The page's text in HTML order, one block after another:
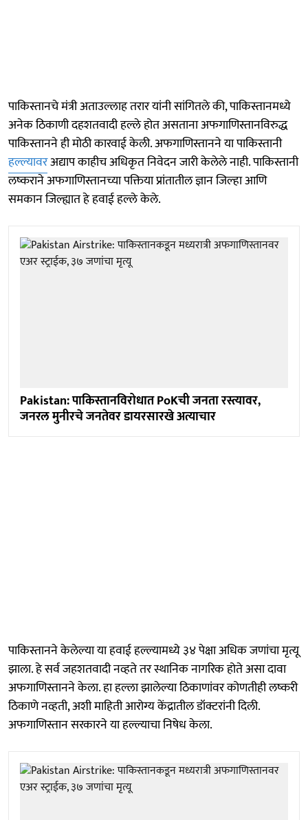
पाकिस्तानचे मंत्री अताउल्लाह तरार यांनी सांगितले की, पाकिस्तानमध्ये
अनेक ठिकाणी दहशतवादी हल्ले होत असताना अफगाणिस्तानविरुद्ध
पाकिस्तानने ही मोठी कारवाई केली. अफगाणिस्तानने या पाकिस्तानी
हल्ल्यावरअद्याप काहीच अधिकृत निवेदन जारी केलेले नाही. पाकिस्तानी
लष्कराने अफगाणिस्तानच्या पक्तिया प्रांतातील ज्ञान जिल्हा आणि
समकान जिल्ह्यात हे हवाई हल्ले केले.
Pakistan: पाकिस्तानविरोधात PoKची जनता रस्त्यावर,
जनरल मुनीरचे जनतेवर डायरसारखे अत्याचार
पाकिस्तानने केलेल्या या हवाई हल्ल्यामध्ये ३४ पेक्षा अधिक जणांचा मृत्यू
झाला. हे सर्व जहशतवादी नव्हते तर स्थानिक नागरिक होते असा दावा
अफगाणिस्तानने केला. हा हल्ला झालेल्या ठिकाणांवर कोणतीही लष्करी
ठिकाणे नव्हती, अशी माहिती आरोग्य केंद्रातील डॉक्टरांनी दिली.
अफगाणिस्तान सरकारने या हल्ल्याचा निषेध केला.